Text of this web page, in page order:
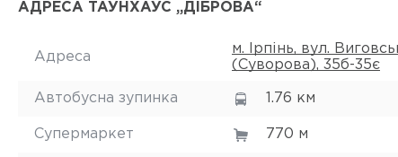
АДРЕСА ТАУНХАУС „ДІБРОВА“
Адреса
м. Ірпінь, вул.
(Суворова), 35б-35є
Автобусна зупинка 1.76 км
Супермаркет 770 м